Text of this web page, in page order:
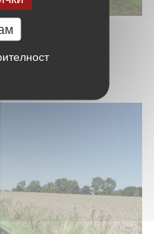
характеристики